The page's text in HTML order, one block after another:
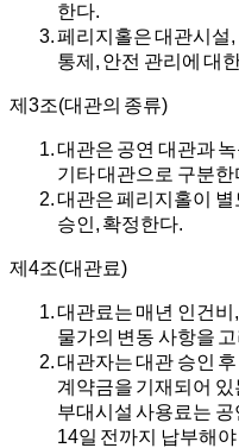
한다.
페리지홀은 대관시설,
통제, 안전 관리에 대
제3조(대관의 종류)
대관은 공연 대관과
기타 대관으로 구분한
대관은 페리지홀이 별
승인, 확정한다.
제4조(대관료)
대관료는 매년 인건비
물가의 변동 사항을
대관자는 대관 승인
계약금을 기재되어
부대시설 사용료는
14일 전까지 납부해야